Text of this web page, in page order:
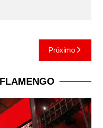
Próximo